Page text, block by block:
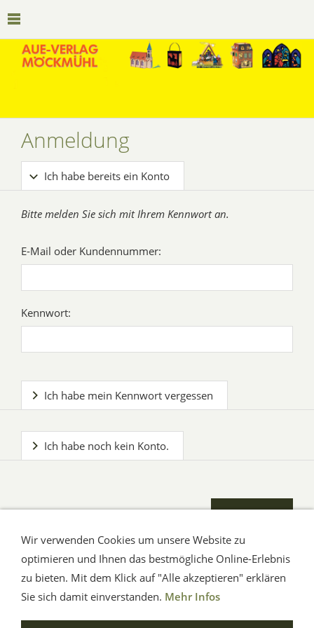
Anmeldung
Ich habe bereits ein Konto
Bitte melden Sie sich mit Ihrem Kennwort an.
E-Mail oder Kundennummer:
Kennwort:
Ich habe mein Kennwort vergessen
Ich habe noch kein Konto.
AGB Impressum Hilfe
Verbraucherhinweise
Datenschutz
© Aue-Verlag GmbH, Möckmühl
Wir verwenden Cookies um unsere Website zu
optimieren und Ihnen das bestmögliche Online-Erlebnis
zu bieten. Mit dem Klick auf "Alle akzeptieren" erklären
Sie sich damit einverstanden. Mehr Infos